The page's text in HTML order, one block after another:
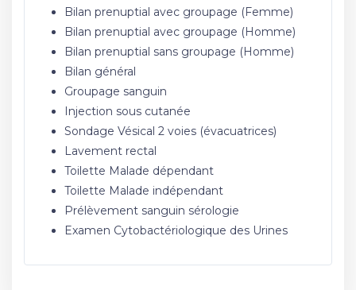
Bilan prenuptial avec groupage (Femme)
Bilan prenuptial avec groupage (Homme)
Bilan prenuptial sans groupage (Homme)
Bilan général
Groupage sanguin
Injection sous cutanée
Sondage Vésical 2 voies (évacuatrices)
Lavement rectal
Toilette Malade dépendant
Toilette Malade indépendant
Prélèvement sanguin sérologie
Examen Cytobactériologique des Urines